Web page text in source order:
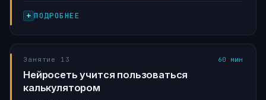
ПОДРОБНЕЕ
Занятие 13 60 мин
Нейросеть учится пользоваться
калькулятором